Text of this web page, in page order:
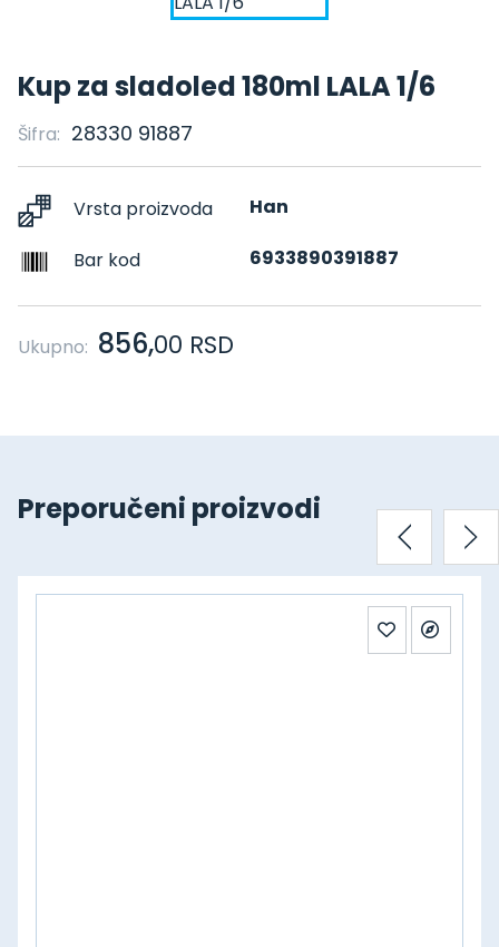
Kup za sladoled 180ml LALA 1/6
Šifra: 28330 91887
Vrsta proizvoda Han
Bar kod 6933890391887
Ukupno: 856,00 RSD
Preporučeni proizvodi